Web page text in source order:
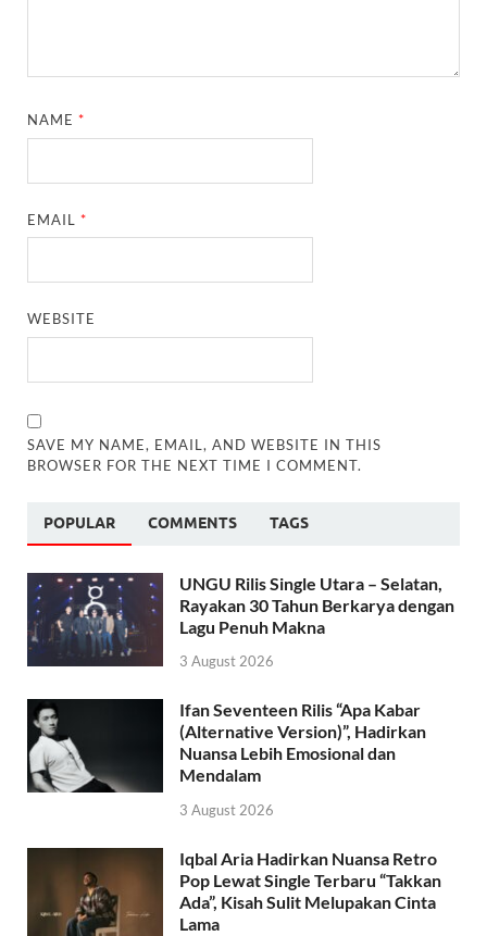
NAME*
EMAIL*
WEBSITE
SAVE MY NAME, EMAIL, AND WEBSITE IN THIS
BROWSER FOR THE NEXT TIME I COMMENT.
POPULAR COMMENTS TAGS
UNGU Rilis Single Utara – Selatan,
Rayakan 30 Tahun Berkarya dengan
Lagu Penuh Makna
3 August 2026
Ifan Seventeen Rilis “Apa Kabar
(Alternative Version)”, Hadirkan
Nuansa Lebih Emosional dan
Mendalam
3 August 2026
Iqbal Aria Hadirkan Nuansa Retro
Pop Lewat Single Terbaru “Takkan
Ada”, Kisah Sulit Melupakan Cinta
Lama